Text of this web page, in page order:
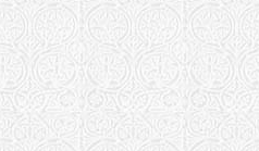
Козельская